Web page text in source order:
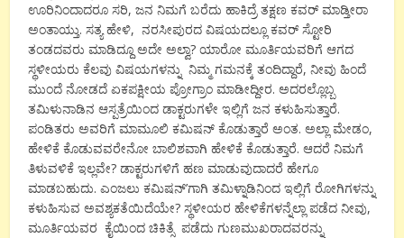
ಊರಿನಿಂದಾದರೂ ಸರಿ, ಜನ ನಿಮಗೆ ಬರೆದು ಹಾಕಿದ್ರೆ ತಕ್ಷಣ ಕವರ್ ಮಾಡ್ತೀರಾ
ಅಂತಾಯ್ತು. ಸತ್ಯ ಹೇಳಿ, ನರಸೀಪುರದ ವಿಷಯದಲ್ಲೂ ಕವರ್ ಸ್ಟೋರಿ
ತಂಡದವರು ಮಾಡಿದ್ದೂ ಅದೇ ಅಲ್ವಾ? ಯಾರೋ ಮೂರ್ತಿಯವರಿಗೆ ಆಗದ
ಸ್ಥಳೀಯರು ಕೆಲವು ವಿಷಯಗಳನ್ನು ನಿಮ್ಮ ಗಮನಕ್ಕೆ ತಂದಿದ್ದಾರೆ, ನೀವು ಹಿಂದೆ
ಮುಂದೆ ನೋಡದೆ ಏಕಪಕ್ಷೀಯ ಪ್ರೋಗ್ರಾಂ ಮಾಡೀದ್ದೀರ. ಅದರಲ್ಲೊಬ್ಬ
ತಮಿಳುನಾಡಿನ ಆಸ್ಪತ್ರೆಯಿಂದ ಡಾಕ್ಟರುಗಳೇ ಇಲ್ಲಿಗೆ ಜನ ಕಳುಹಿಸುತ್ತಾರೆ.
ಪಂಡಿತರು ಅವರಿಗೆ ಮಾಮೂಲಿ ಕಮಿಷನ್ ಕೊಡುತ್ತಾರೆ ಅಂತ. ಅಲ್ಲಾ ಮೇಡಂ,
ಹೇಳಿಕೆ ಕೊಡುವವರೇನೋ ಬಾಲಿಶವಾಗಿ ಹೇಳಿಕೆ ಕೊಡುತ್ತಾರೆ. ಆದರೆ ನಿಮಗೆ
ತಿಳುವಳಿಕೆ ಇಲ್ಲವೇ? ಡಾಕ್ಟರುಗಳಿಗೆ ಹಣ ಮಾಡುವುದಾದರೆ ಹೇಗೂ
ಮಾಡಬಹುದು. ಎಂಜಲು ಕಮಿಷನ್’ಗಾಗಿ ತಮಿಳ್ನಾಡಿನಿಂದ ಇಲ್ಲಿಗೆ ರೋಗಿಗಳನ್ನು
ಕಳುಹಿಸುವ ಅವಶ್ಯಕತೆಯಿದೆಯೇ? ಸ್ಥಳೀಯರ ಹೇಳಿಕೆಗಳನ್ನೆಲ್ಲಾ ಪಡೆದ ನೀವು,
ಮೂರ್ತಿಯವರ ಕೈಯಿಂದ ಚಿಕಿತ್ಸೆ ಪಡೆದು ಗುಣಮುಖರಾದವರನ್ನು